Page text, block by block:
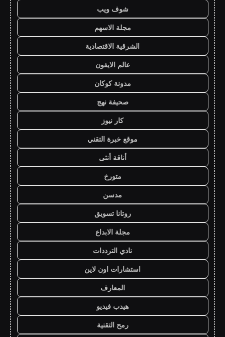
شوف ويب
مجلة الاسهم
الشرقية الاقتصادية
عالم الايفون
مدونة كوكان
صحيفة نهج
كار نيوز
موقع خبرة التقني
أناقة أنثى
متورخ
مدسن
روتانا تسويق
مجلة الابداع
نادي الترددات
استشارات اون لاين
المعارف
هيدب فيديو
رمح التقنية